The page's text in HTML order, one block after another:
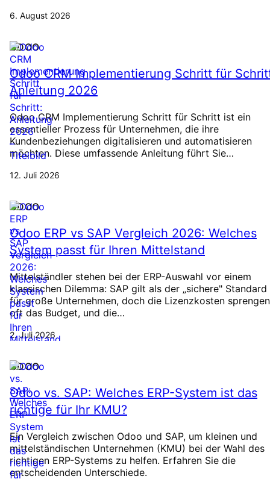
6. August 2026
ODOO
Odoo CRM Implementierung Schritt für
Anleitung 2026
Odoo CRM Implementierung Schritt für Schritt ist ein
essentieller Prozess für Unternehmen, die ihre
Kundenbeziehungen digitalisieren und automatisieren
möchten. Diese umfassende Anleitung führt Sie…
12. Juli 2026
ODOO
Odoo ERP vs SAP Vergleich 2026: Welches
System passt für Ihren Mittelstand
Mittelständler stehen bei der ERP-Auswahl vor einem
klassischen Dilemma: SAP gilt als der „sichere" Standard
für große Unternehmen, doch die Lizenzkosten sprengen
oft das Budget, und die…
2. Juli 2026
ODOO
Odoo vs. SAP: Welches ERP-System ist das
richtige für Ihr KMU?
Ein Vergleich zwischen Odoo und SAP, um kleinen und
mittelständischen Unternehmen (KMU) bei der Wahl des
richtigen ERP-Systems zu helfen. Erfahren Sie die
entscheidenden Unterschiede.